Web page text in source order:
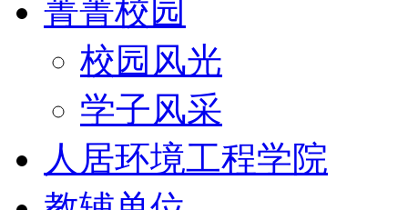
菁菁校园
校园风光
学子风采
人居环境工程学院